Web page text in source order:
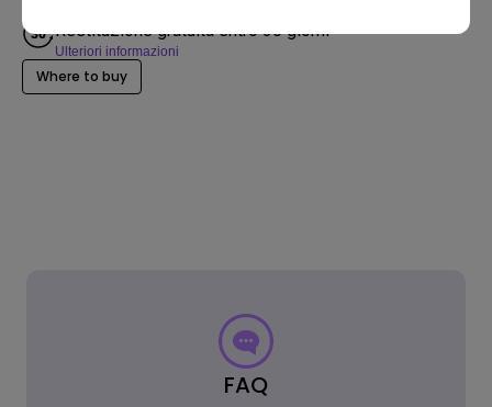
Restituzione gratuita entro 30 giorni
Ulteriori informazioni
Where to buy
FAQ